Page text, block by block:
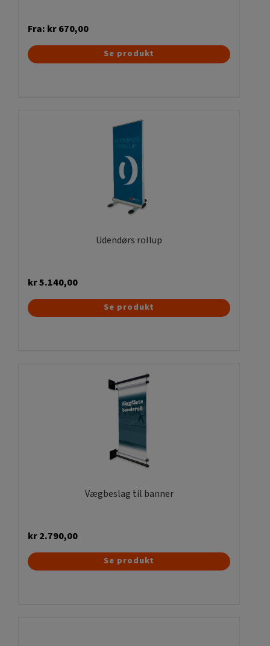
Fra: kr670,00
Dette
varianter.
Mulighederne
kan
vælges
på
varesiden
Se produkt
Udendørs rollup
kr5.140,00
Se produkt
Vægbeslag til banner
kr2.790,00
Se produkt